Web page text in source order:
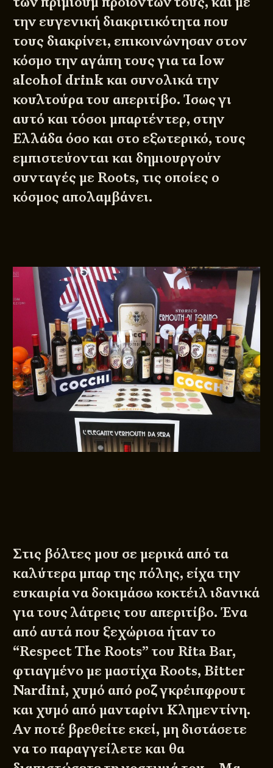
την ευγενική διακριτικότητα που
τους διακρίνει, επικοινώνησαν στον
κόσμο την αγάπη τους για τα low
alcohol drink και συνολικά την
κουλτούρα του απεριτίβο. Ίσως γι
αυτό και τόσοι μπαρτέντερ, στην
Ελλάδα όσο και στο εξωτερικό, τους
εμπιστεύονται και δημιουργούν
συνταγές με Roots, τις οποίες ο
κόσμος απολαμβάνει.
Στις βόλτες μου σε μερικά από τα
καλύτερα μπαρ της πόλης, είχα την
ευκαιρία να δοκιμάσω κοκτέιλ ιδανικά
για τους λάτρεις του απεριτίβο. Ένα
από αυτά που ξεχώρισα ήταν το
“Respect The Roots” του Rita Bar,
φτιαγμένο με μαστίχα Roots, Bitter
Nardini, χυμό από ροζ γκρέιπφρουτ
και χυμό από μανταρίνι Κλημεντίνη.
Αν ποτέ βρεθείτε εκεί, μη διστάσετε
να το παραγγείλετε και θα